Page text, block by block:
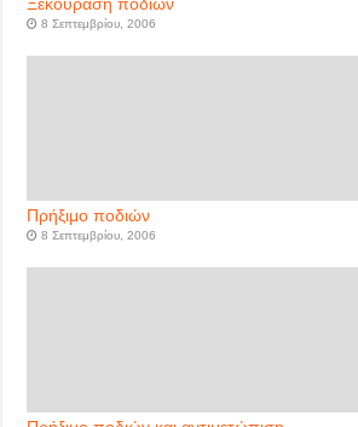
Ξεκούραση ποδιών
8 Σεπτεμβρίου, 2006
Πρήξιμο ποδιών
8 Σεπτεμβρίου, 2006